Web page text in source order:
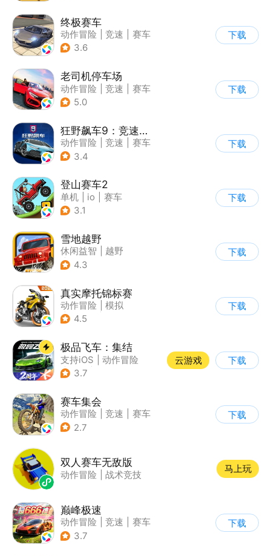
终极赛车
动作冒险 竞速
赛车
3.6
下载
老司机停车场
动作冒险 竞速
赛车
| 写实
5.0
下载
狂野飙车9：竞速传奇
动作冒险 竞速
赛车
| 狂野飙车
3.4
下载
登山赛车2
单机 io
赛车
| 欧美风
3.1
下载
雪地越野
休闲益智
越野
| 横版过关
4.3
下载
真实摩托锦标赛
动作冒险
模拟
| 摩托车
4.5
下载
极品飞车：集结
支持iOS
动作冒险
| 竞速
3.7
云游戏 下载
赛车集会
动作冒险 竞速
赛车
| 写实
2.7
下载
双人赛车无敌版
动作冒险 战术竞技
马上玩
巅峰极速
动作冒险 竞速
赛车
| 漂移
3.7
下载